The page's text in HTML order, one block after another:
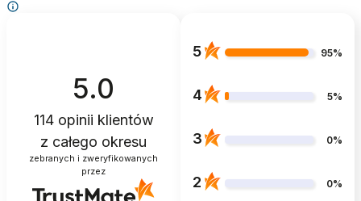
5.0
114opinii klientów
z całego okresu
zebranych i zweryfikowanych
przez
5 95%
4 5%
3 0%
2 0%